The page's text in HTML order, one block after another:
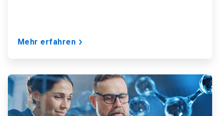
Mehr erfahren
ArticleTile
von